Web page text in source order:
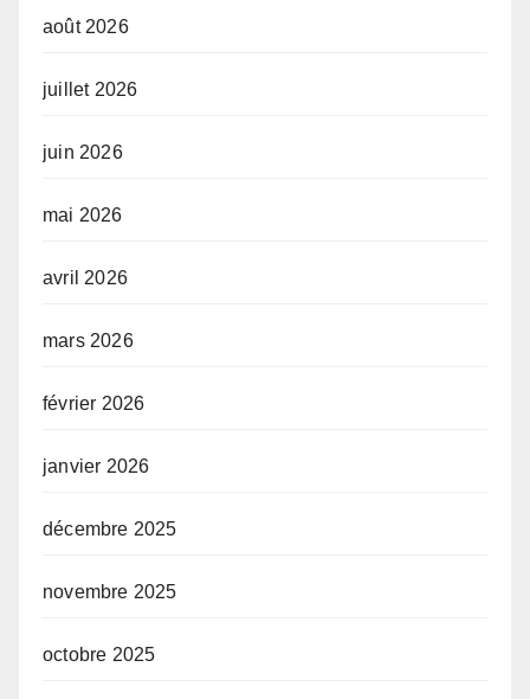
août 2026
juillet 2026
juin 2026
mai 2026
avril 2026
mars 2026
février 2026
janvier 2026
décembre 2025
novembre 2025
octobre 2025